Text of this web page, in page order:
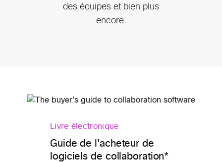
des équipes et bien plus
encore.
Livre électronique
Guide de l'acheteur de
logiciels de collaboration*